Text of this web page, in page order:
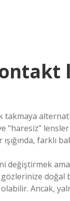
takmaya
“haresiz”
farklı
Ancak,